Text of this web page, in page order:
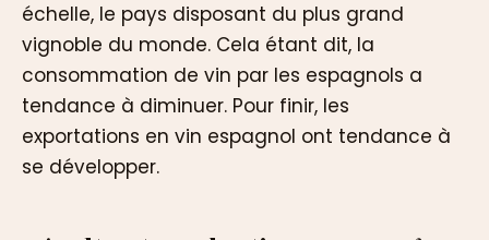
échelle, le pays disposant du plus grand
vignoble du monde. Cela étant dit, la
consommation de vin par les espagnols a
tendance à diminuer. Pour finir, les
exportations en vin espagnol ont tendance à
se développer.